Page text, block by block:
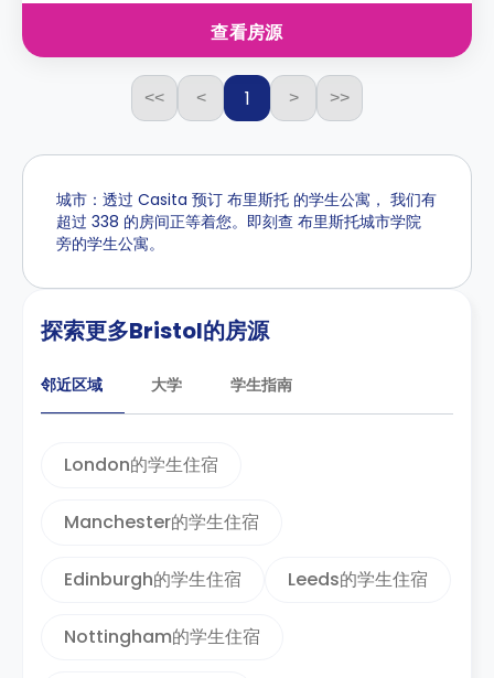
查看房源
<< < 1 > >>
城市：透过 Casita 预订 布里斯托 的学生公寓， 我们有
超过 338 的房间正等着您。即刻查 布里斯托城市学院
旁的学生公寓。
探索更多Bristol的房源
邻近区域 大学 学生指南
London的学生住宿
Manchester的学生住宿
Edinburgh的学生住宿 Leeds的学生住宿
Nottingham的学生住宿